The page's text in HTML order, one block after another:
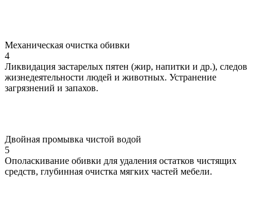
Механическая очистка обивки
4
Ликвидация застарелых пятен (жир, напитки и др.), следов
жизнедеятельности людей и животных. Устранение
загрязнений и запахов.
Двойная промывка чистой водой
5
Ополаскивание обивки для удаления остатков чистящих
средств, глубинная очистка мягких частей мебели.